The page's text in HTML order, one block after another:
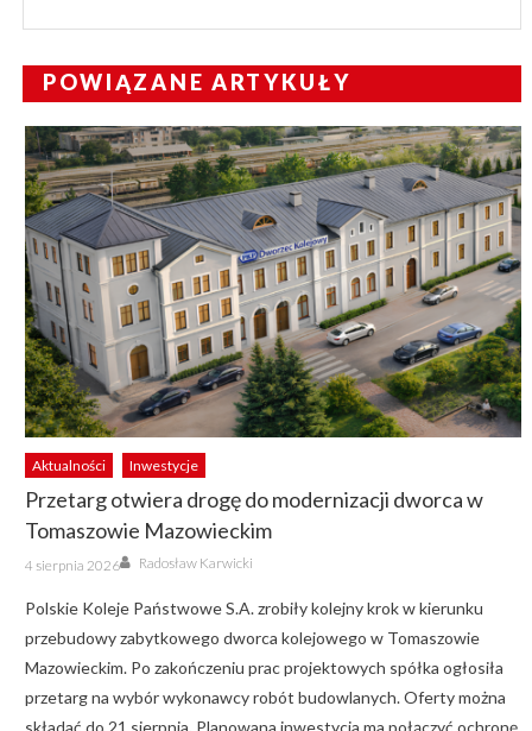
POWIĄZANE ARTYKUŁY
Aktualności Inwestycje
Przetarg otwiera drogę do modernizacji dworca w
Tomaszowie Mazowieckim
Posted
on
4 sierpnia 2026 Author
Radosław Karwicki
Polskie Koleje Państwowe S.A. zrobiły kolejny krok w kierunku
przebudowy zabytkowego dworca kolejowego w Tomaszowie
Mazowieckim. Po zakończeniu prac projektowych spółka ogłosiła
przetarg na wybór wykonawcy robót budowlanych. Oferty można
składać do 21 sierpnia. Planowana inwestycja ma połączyć ochronę